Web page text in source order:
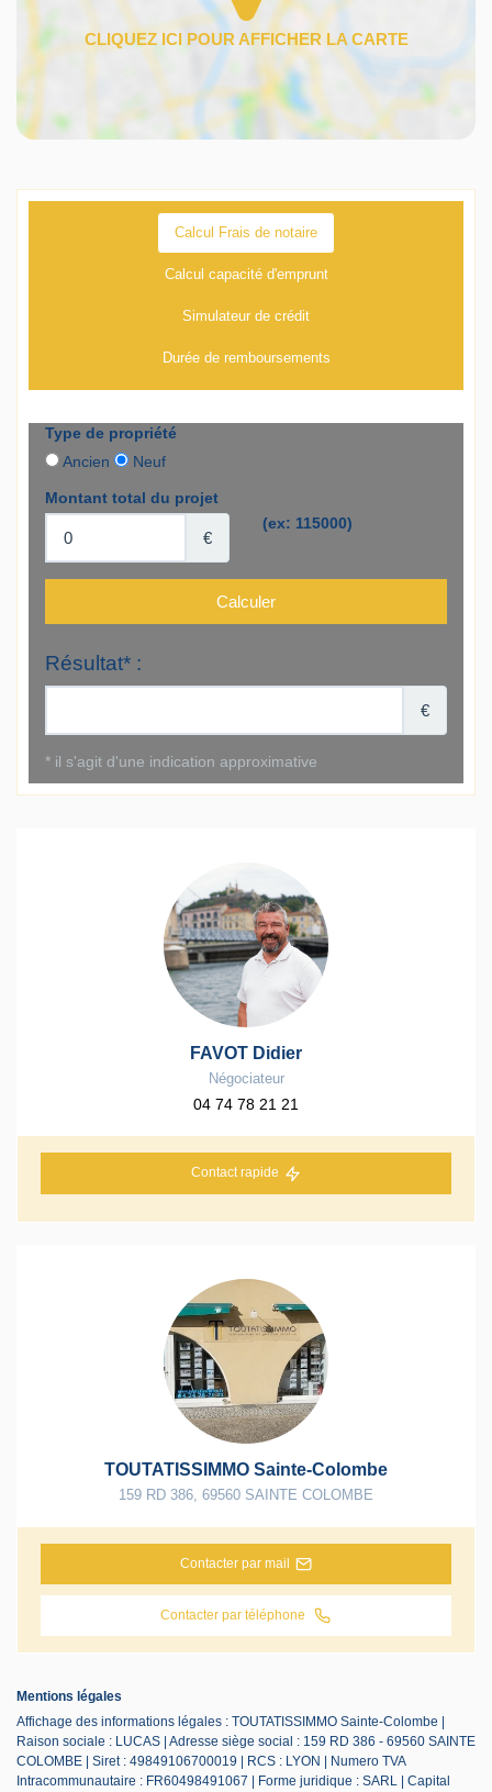
Calcul Frais de notaire
Calcul capacité d'emprunt
Simulateur de crédit
Durée de remboursements
FAVOT Didier
Négociateur
04 74 78 21 21
Contact rapide
TOUTATISSIMMO Sainte-Colombe
159 RD 386 69560 SAINTE COLOMBE
Contacter par mail
Contacter par téléphone
Mentions légales
Affichage des informations légales : TOUTATISSIMMO Sainte-Colombe |
Raison sociale : LUCAS | Adresse siège social : 159 RD 386 - 69560 SAINTE
COLOMBE | Siret : 49849106700019 | RCS : LYON | Numero TVA
Intracommunautaire : FR60498491067 | Forme juridique : SARL | Capital